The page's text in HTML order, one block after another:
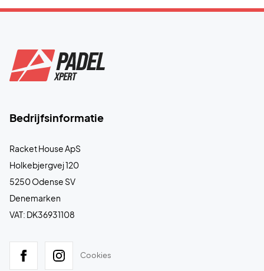
Bedrijfsinformatie
Racket House ApS
Holkebjergvej 120
5250 Odense SV
Denemarken
VAT: DK36931108
Cookies